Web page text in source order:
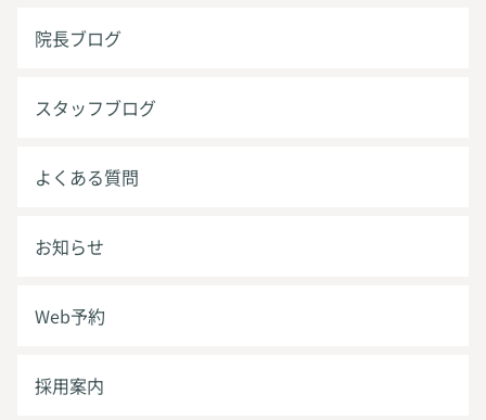
院長ブログ
スタッフブログ
よくある質問
お知らせ
Web予約
採用案内